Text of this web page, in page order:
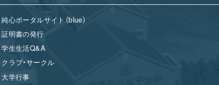
純心ポータルサイト（blue）
証明書の発行
学生生活Q&A
クラブ・サークル
大学行事